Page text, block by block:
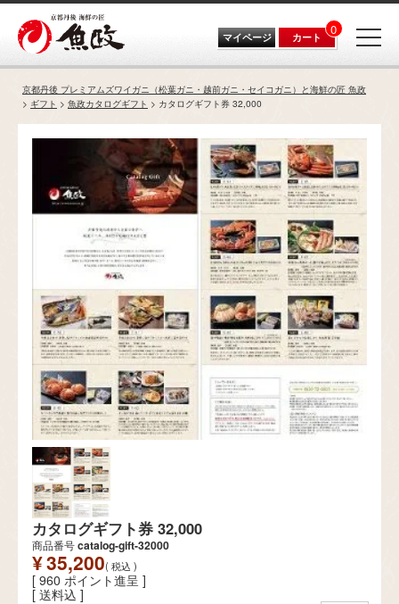
マイページ カート 0
京都丹後 プレミアムズワイガニ（松葉ガニ・越前ガニ・セイコガニ）と海鮮の匠 魚政
ギフト
魚政カタログギフト カタログギフト券 32,000
カタログギフト券 32,000
商品番号catalog-gift-32000
¥35,200 税込
[ 960 ポイント進呈 ]
送料込